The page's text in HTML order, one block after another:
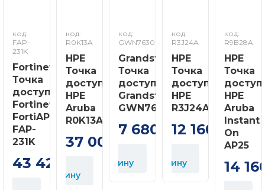
код:
FAP-
231K
Fortinet
Точка
доступа
Fortinet
FortiAP
FAP-
231K
43 428
код:
R0K13A
HPE
Точка
доступу
HPE
Aruba
R0K13A
37 000
У
корзину
код:
GWN7630LR
Grandstream
Точка
доступа
Grandstream
GWN7630LR
7 680
грн
корзину
код:
R3J24A
HPE
Точка
доступа
HPE
R3J24A
12 160
грн
корзину
код:
R9B28A
HPE
Точка
HPE
Aruba
Instant
On
AP25
14
У